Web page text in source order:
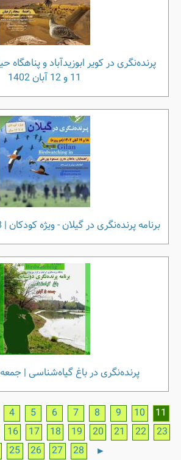
پرنده‌نگری در کویر ابوزیدآباد و
11 و 12 آبان 1402
برنامه پرنده‌نگری در گیلان - ویژه کودکان | 18 و 19 آبان 1402
پرنده‌نگری در باغ گیاه‌شناسی | جمعه 5 آبان
4 5 6 7 8 9 10
11
16 17 18 19 20 21 22
23
25 26 27 28 ►